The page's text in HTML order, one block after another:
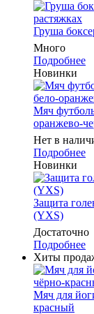
Груша
Много
Подробнее
Новинки
Мяч
оранжево-
Нет в
Подробнее
Новинки
Защита
(YXS)
Достаточно
Подробнее
Хиты
Мяч для
красный